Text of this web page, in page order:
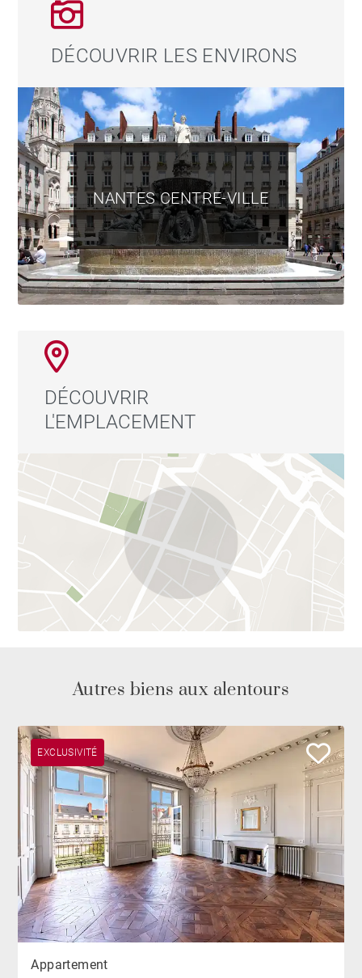
DÉCOUVRIR LES ENVIRONS
NANTES CENTRE-VILLE
DÉCOUVRIR
L'EMPLACEMENT
Autres biens aux alentours
EXCLUSIVITÉ
Appartement